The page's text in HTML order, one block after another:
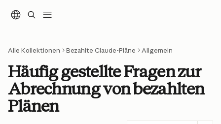
Alle Kollektionen Bezahlte Claude-Pläne Allgemein
Häufig gestellte Fragen zur
Abrechnung von bezahlten
Plänen